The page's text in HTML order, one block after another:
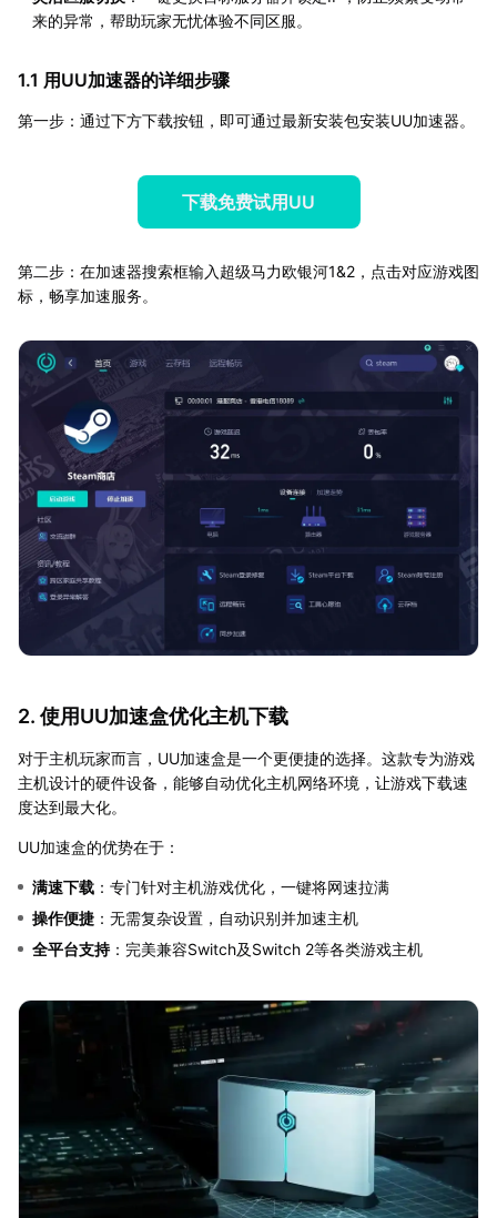
来的异常，帮助玩家无忧体验不同区服。
1.1 用UU加速器的详细步骤
第一步：通过下方下载按钮，即可通过最新安装包安装UU加速器。
下载免费试用UU
第二步：在加速器搜索框输入超级马力欧银河1&2，点击对应游戏图
标，畅享加速服务。
2. 使用UU加速盒优化主机下载
对于主机玩家而言，UU加速盒是一个更便捷的选择。这款专为游戏
主机设计的硬件设备，能够自动优化主机网络环境，让游戏下载速
度达到最大化。
UU加速盒的优势在于：
满速下载 ：专门针对主机游戏优化，一键将网速拉满
操作便捷 ：无需复杂设置，自动识别并加速主机
全平台支持：完美兼容Switch及Switch 2等各类游戏主机